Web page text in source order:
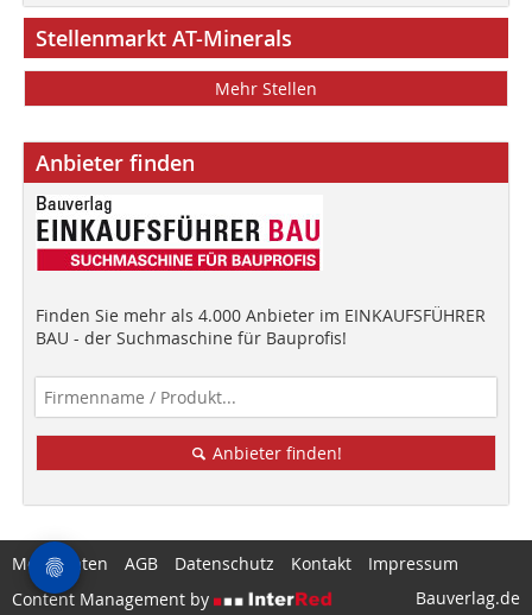
Stellenmarkt AT-Minerals
Mehr Stellen
Anbieter finden
Finden Sie mehr als 4.000 Anbieter im EINKAUFSFÜHRER
BAU - der Suchmaschine für Bauprofis!
Anbieter finden!
Mediadaten AGB Datenschutz Kontakt
Impressum
Content Management by
Bauverlag.de